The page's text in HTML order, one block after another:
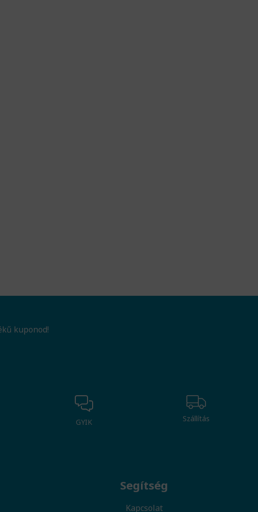
kuponod!
GYIK Szállítás
Segítség
Kapcsolat